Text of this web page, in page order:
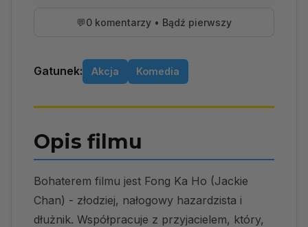
💬0 komentarzy • Bądź pierwszy
Gatunek: Akcja Komedia
Opis filmu
Bohaterem filmu jest Fong Ka Ho (Jackie
Chan) - złodziej, nałogowy hazardzista i
dłużnik. Współpracuje z przyjacielem, który,